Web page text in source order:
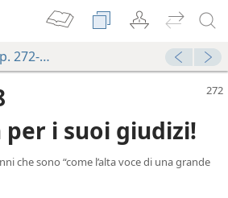
272-279
i suoi giudizi!
che sono “come l’alta voce di una grande